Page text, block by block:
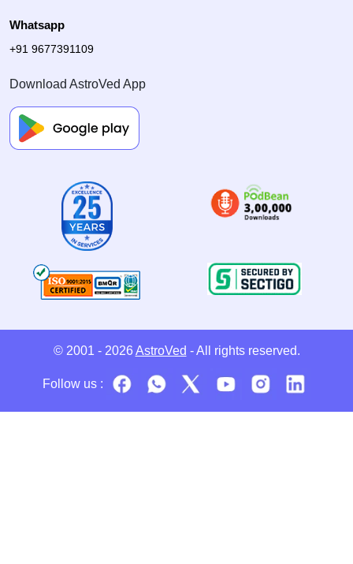
Whatsapp
+91 9677391109
Download AstroVed App
© 2001 - 2026 AstroVed - All rights reserved.
Follow us :